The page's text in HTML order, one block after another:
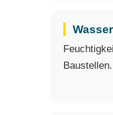
Baustellen.